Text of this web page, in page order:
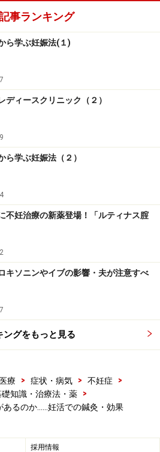
を打つことによってカラダのバ
けができるのです。
、治療と並行して生活習慣の見
具体的な内容は、私の著書『
る！』
ればと思います。
……近年は低周波鍼通電療
1200年と言われ、特に江戸期に
ない人の保護政策として、日本
れました。そのため、現在の日
西洋医学まで、様々な理論や診
灸と比べると多様性に富んでい
は「経絡治療」や「中医鍼灸」が
表としては「神経反射理論」や
に、現代鍼灸や最近普及しつつ
式新頭皮鍼（YNSA）。さらに、
ーパーライザー）などを併用し
事ランキング
ら学ぶ妊娠法(１)
ディースクリニック（２）
ら学ぶ妊娠法（２）
不妊治療の新薬登場！「ルティナス腟
キソニンやイブの影響・夫が注意すべ
ングをもっと見る
療 > 症状・病気 > 不妊症
>
知識・治療法・薬
>
あるのか……妊活での鍼灸・効果
採用情報